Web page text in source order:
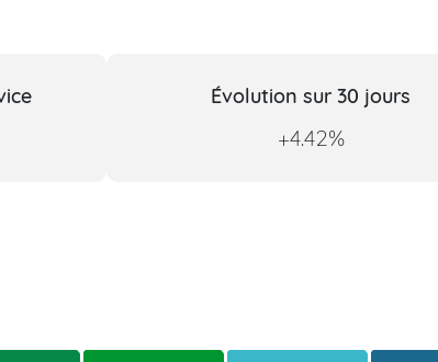
Évolution sur 30 jours
+4.42%